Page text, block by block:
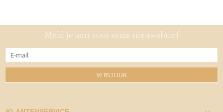
Meld je aan voor onze nieuwsbrief
VERSTUUR